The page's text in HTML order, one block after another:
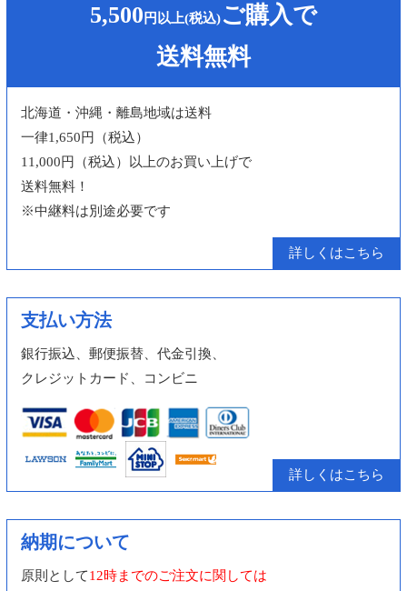
5,500 円以上(税込)ご購入で
送料無料
北海道・沖縄・離島地域は送料
一律1,650円（税込）
11,000円（税込）以上のお買い上げで
送料無料！
※中継料は別途必要です
詳しくはこちら
支払い方法
銀行振込、郵便振替、代金引換、
クレジットカード、コンビニ
詳しくはこちら
納期について
原則として12時までのご注文に関しては